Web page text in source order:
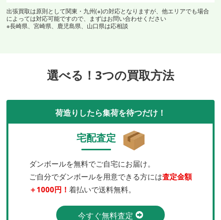
出張買取は原則として関東・九州(※)の対応となりますが、他エリアでも場合
によっては対応可能ですので、まずはお問い合わせください
※長崎県、宮崎県、鹿児島県、山口県は応相談
選べる！3つの買取方法
荷造りしたら集荷を待つだけ！
宅配査定
ダンボールを無料でご自宅にお届け。
ご自分でダンボールを用意できる方には査定金額
＋1000円！ 着払いで送料無料。
今すぐ無料査定